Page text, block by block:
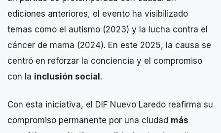
ediciones anteriores, el evento ha visibilizado
temas como el autismo (2023) y la lucha contra el
cáncer de mama (2024). En este 2025, la causa se
centró en reforzar la conciencia y el compromiso
con la inclusión social.
Con esta iniciativa, el DIF Nuevo Laredo reafirma su
compromiso permanente por una ciudad más